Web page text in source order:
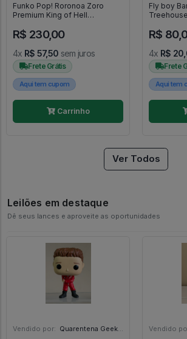
Funko Pop! Roronoa Zoro
Premium King of Hell
R$ 230,00
4x R$ 57,50 sem juros
Frete Grátis
Aqui tem cupom
Carrinho
Fly boy
R$
4x R$
Frete
Aqui tem
Ver Todos
Leilões em destaque
Dê seus lances e aproveite as oportunidades
Vendido por: Quarentena Geek Store - SP Vendido